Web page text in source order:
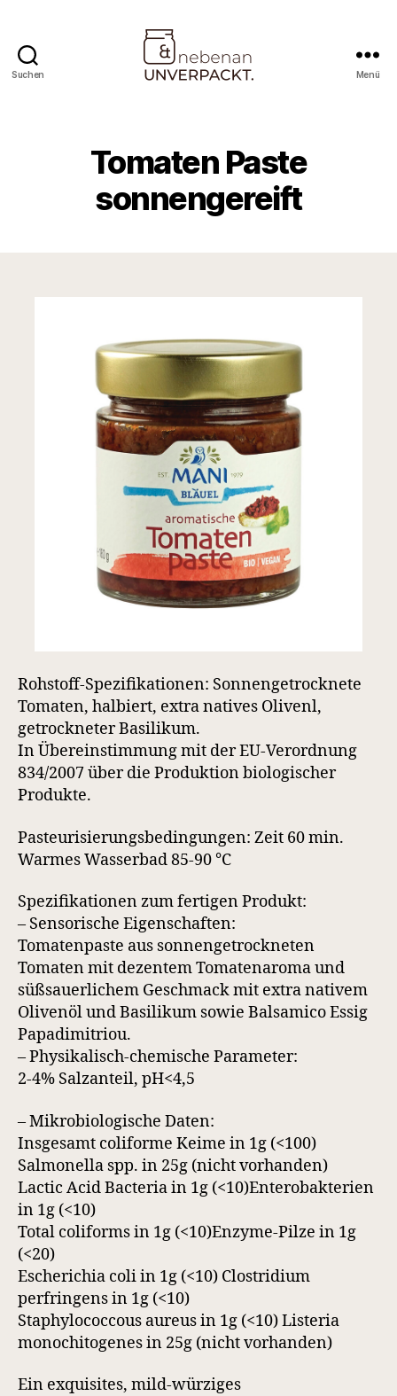
Suchen Menü
Tomaten Paste
sonnengereift
Rohstoff-Spezifikationen: Sonnengetrocknete
Tomaten, halbiert, extra natives Olivenl,
getrockneter Basilikum.
In Übereinstimmung mit der EU-Verordnung
834/2007 über die Produktion biologischer
Produkte.
Pasteurisierungsbedingungen: Zeit 60 min.
Warmes Wasserbad 85-90 °C
Spezifikationen zum fertigen Produkt:
– Sensorische Eigenschaften:
Tomatenpaste aus sonnengetrockneten
Tomaten mit dezentem Tomatenaroma und
süßsauerlichem Geschmack mit extra nativem
Olivenöl und Basilikum sowie Balsamico Essig
Papadimitriou.
– Physikalisch-chemische Parameter:
2-4% Salzanteil, pH<4,5
– Mikrobiologische Daten:
Insgesamt coliforme Keime in 1g (<100)
Salmonella spp. in 25g (nicht vorhanden)
Lactic Acid Bacteria in 1g (<10)Enterobakterien
in 1g (<10)
Total coliforms in 1g (<10)Enzyme-Pilze in 1g
(<20)
Escherichia coli in 1g (<10) Clostridium
perfringens in 1g (<10)
Staphylococcous aureus in 1g (<10) Listeria
monochitogenes in 25g (nicht vorhanden)
Ein exquisites, mild-würziges